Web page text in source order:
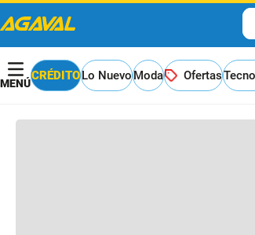
CRÉDITOLo NuevoModa Ofertas
Otros clientes compraron